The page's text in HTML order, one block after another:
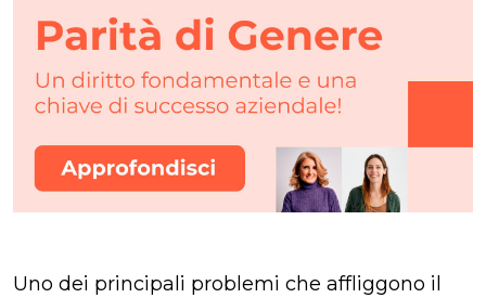
Uno dei principali problemi che affliggono il